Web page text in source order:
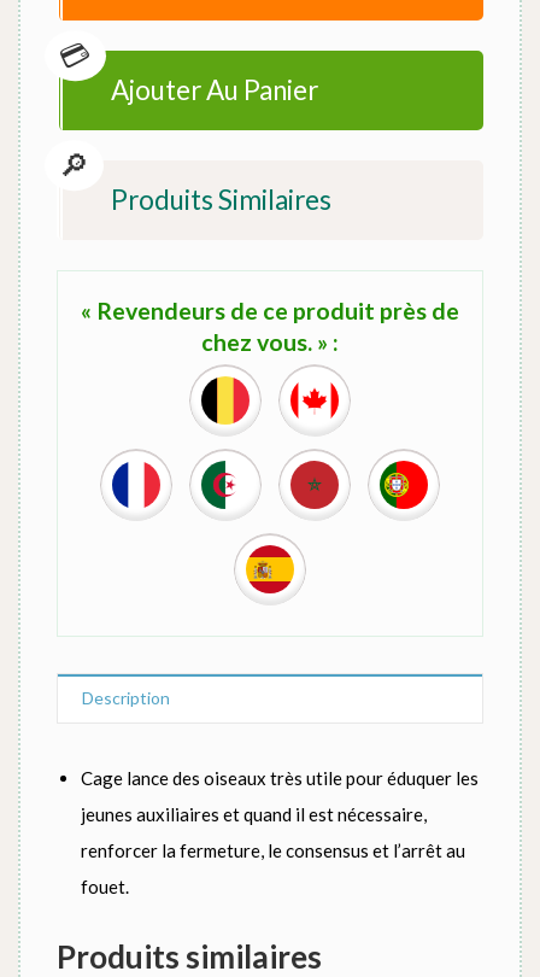
Ajouter Au Panier
Produits Similaires
« Revendeurs de ce produit près de
chez vous. » :
Description
Cage lance des oiseaux très utile pour éduquer les
jeunes auxiliaires et quand il est nécessaire,
renforcer la fermeture, le consensus et l’arrêt au
fouet.
Produits similaires